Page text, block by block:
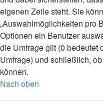
eigenen Zeile steht. Sie
„Auswahlmöglichkeiten pro
Optionen ein Benutzer
die Umfrage gilt (0 bedeutet
Umfrage) und schließlich,
können.
Nach oben